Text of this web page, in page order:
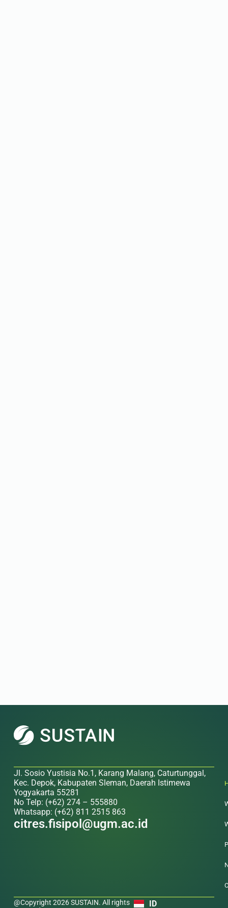
Jl. Sosio Yustisia No.1, Karang Malang, Caturtunggal,
Kec. Depok, Kabupaten Sleman, Daerah Istimewa
Yogyakarta 55281
No Telp: (+62) 274 – 555880
Whatsapp: (+62) 811 2515 863
citres.fisipol@ugm.ac.id
@Copyright 2026 SUSTAIN. All rights
ID